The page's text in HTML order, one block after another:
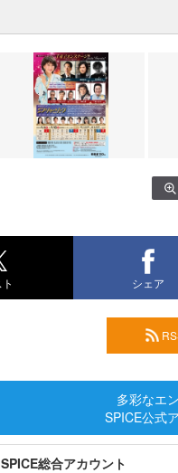
シェア
多彩なエ
SPICE公式
SPICE総合アカウント